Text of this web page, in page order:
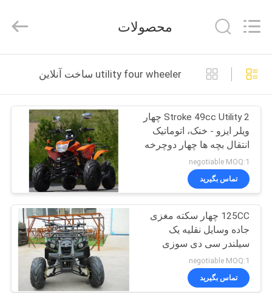
خانه
محصولات
درباره
تور
کارخانه
کنترل
کیفیت
Vehicle
Co.,Ltd.
Reserved.
محصولات
utility four wheeler ساخت آنلاین
2 Stroke 49cc Utility چهار
ویلر ایزو - خنک، اتوماتیک
انتقال بچه ها چهار دوچرخه
negotiable MOQ:1
تماس بگیرید
125CC چهار سکته مغزی
جاده وسایل نقلیه یک
سیلندر سی دی سوزی
negotiable MOQ:1
تماس بگیرید